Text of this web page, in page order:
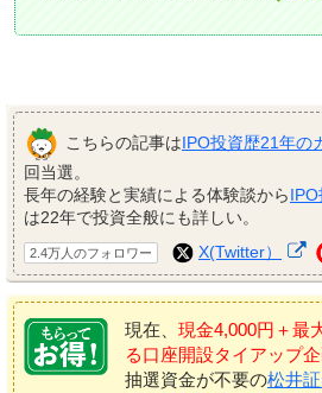
こちらの記事はIPO投資歴21年の
回当選。
長年の経験と実績による体験談から
は22年で投資全般にも詳しい。
2.4万人のフォロワー X(Twitter）
現在、 現金4,000円＋最
る口座開設タイアップ
抽選資金が不要の松井